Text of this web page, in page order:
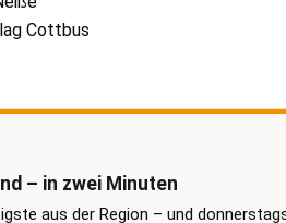
Cottbus
– in zwei Minuten
aus der Region – und